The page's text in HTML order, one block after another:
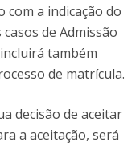
a indicação do
de Admissão
também
de matrícula.
decisão de aceitar
a aceitação, será